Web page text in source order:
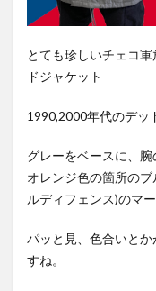
とても珍しいチェコ
ドジャケット
1990,2000年代のデッ
グレーをベースに、腕
オレンジ色の箇所の
ルディフェンス)のマ
パッと見、色合いと
すね。